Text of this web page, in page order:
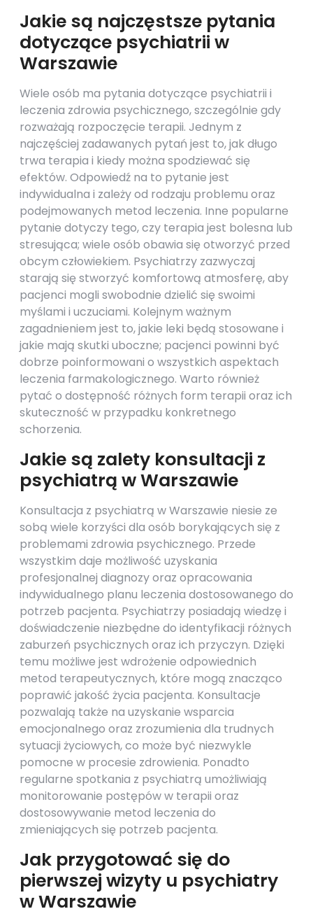
Jakie są najczęstsze pytania
dotyczące psychiatrii w
Warszawie
Wiele osób ma pytania dotyczące psychiatrii i
leczenia zdrowia psychicznego, szczególnie gdy
rozważają rozpoczęcie terapii. Jednym z
najczęściej zadawanych pytań jest to, jak długo
trwa terapia i kiedy można spodziewać się
efektów. Odpowiedź na to pytanie jest
indywidualna i zależy od rodzaju problemu oraz
podejmowanych metod leczenia. Inne popularne
pytanie dotyczy tego, czy terapia jest bolesna lub
stresująca; wiele osób obawia się otworzyć przed
obcym człowiekiem. Psychiatrzy zazwyczaj
starają się stworzyć komfortową atmosferę, aby
pacjenci mogli swobodnie dzielić się swoimi
myślami i uczuciami. Kolejnym ważnym
zagadnieniem jest to, jakie leki będą stosowane i
jakie mają skutki uboczne; pacjenci powinni być
dobrze poinformowani o wszystkich aspektach
leczenia farmakologicznego. Warto również
pytać o dostępność różnych form terapii oraz ich
skuteczność w przypadku konkretnego
schorzenia.
Jakie są zalety konsultacji z
psychiatrą w Warszawie
Konsultacja z psychiatrą w Warszawie niesie ze
sobą wiele korzyści dla osób borykających się z
problemami zdrowia psychicznego. Przede
wszystkim daje możliwość uzyskania
profesjonalnej diagnozy oraz opracowania
indywidualnego planu leczenia dostosowanego do
potrzeb pacjenta. Psychiatrzy posiadają wiedzę i
doświadczenie niezbędne do identyfikacji różnych
zaburzeń psychicznych oraz ich przyczyn. Dzięki
temu możliwe jest wdrożenie odpowiednich
metod terapeutycznych, które mogą znacząco
poprawić jakość życia pacjenta. Konsultacje
pozwalają także na uzyskanie wsparcia
emocjonalnego oraz zrozumienia dla trudnych
sytuacji życiowych, co może być niezwykle
pomocne w procesie zdrowienia. Ponadto
regularne spotkania z psychiatrą umożliwiają
monitorowanie postępów w terapii oraz
dostosowywanie metod leczenia do
zmieniających się potrzeb pacjenta.
Jak przygotować się do
pierwszej wizyty u psychiatry
w Warszawie